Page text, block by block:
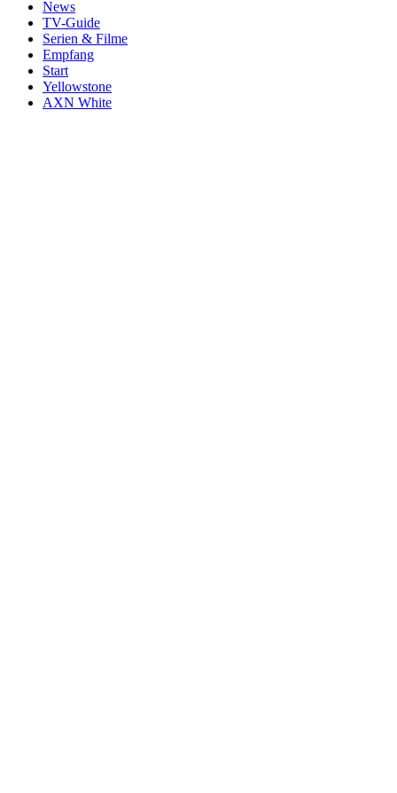
News
TV-Guide
Serien & Filme
Empfang
Start
Yellowstone
AXN White